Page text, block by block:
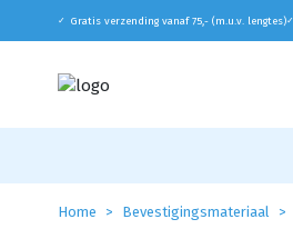
✓ Gratis verzending vanaf 75,- (m.u.v. lengtes)✓
Home Bevestigingsmateriaal